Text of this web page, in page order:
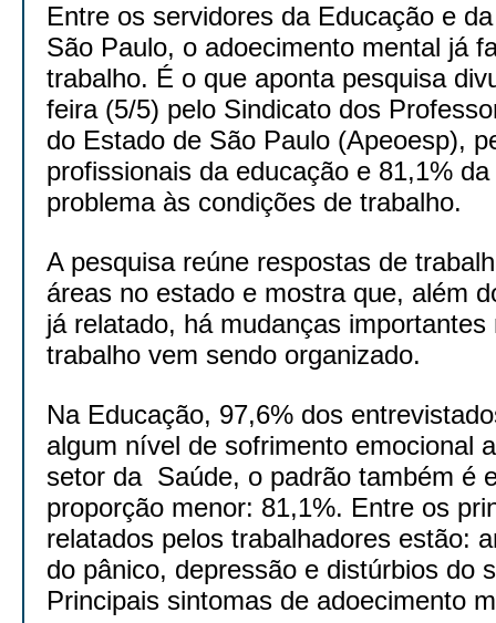
Entre os servidores da Educação e
São Paulo, o adoecimento mental já
trabalho. É o que aponta pesquisa
feira (5/5) pelo Sindicato dos
do Estado de São Paulo (Apeoesp),
profissionais da educação e 81,1%
problema às condições de trabalho.
A pesquisa reúne respostas de
áreas no estado e mostra que, além
já relatado, há mudanças
trabalho vem sendo organizado.
Na Educação, 97,6% dos
algum nível de sofrimento emocional
setor da Saúde, o padrão também é
proporção menor: 81,1%. Entre os
relatados pelos trabalhadores estão:
do pânico, depressão e distúrbios do
Principais sintomas de adoecimento